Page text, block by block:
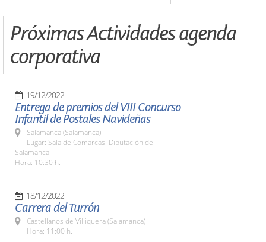
Próximas Actividades agenda
corporativa
19/12/2022
Entrega de premios del VIII Concurso
Infantil de Postales Navideñas
Salamanca (Salamanca)
Lugar: Sala de Comarcas. Diputación de
Salamanca
Hora: 10:30 h.
18/12/2022
Carrera del Turrón
Castellanos de Villiquera (Salamanca)
Hora: 11:00 h.